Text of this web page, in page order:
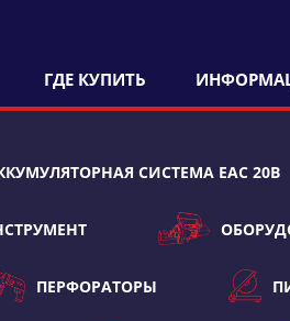
ГДЕ КУПИТЬ
СИСТЕМА ЕАС 20В
ПЕРФОРАТОРЫ